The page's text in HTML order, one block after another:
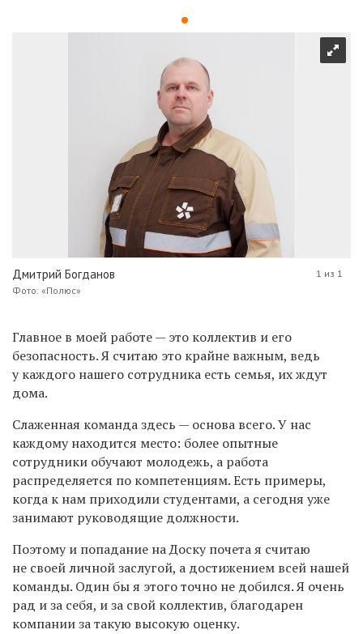
Дмитрий Богданов
Фото: «Полюс»
1 из 1
Главное в моей работе — это коллектив и его
безопасность. Я считаю это крайне важным, ведь
у каждого нашего сотрудника есть семья, их ждут
дома.
Слаженная команда здесь — основа всего. У нас
каждому находится место: более опытные
сотрудники обучают молодежь, а работа
распределяется по компетенциям. Есть примеры,
когда к нам приходили студентами, а сегодня уже
занимают руководящие должности.
Поэтому и попадание на Доску почета я считаю
не своей личной заслугой, а достижением всей нашей
команды. Один бы я этого точно не добился. Я очень
рад и за себя, и за свой коллектив, благодарен
компании за такую высокую оценку.